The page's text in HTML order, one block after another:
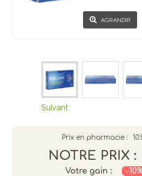
AGRANDIR
Suivant
Prix en pharmacie :
NOTRE PRIX :
Votre gain : -